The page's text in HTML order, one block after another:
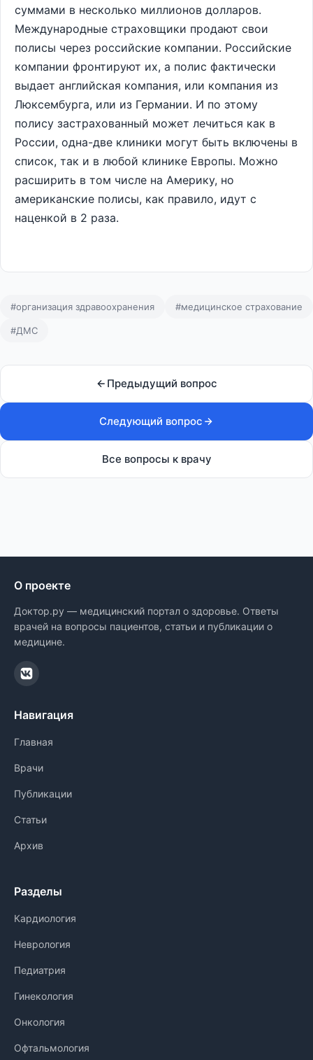
суммами в несколько миллионов долларов.
Международные страховщики продают свои
полисы через российские компании. Российские
компании фронтируют их, а полис фактически
выдает английская компания, или компания из
Люксембурга, или из Германии. И по этому
полису застрахованный может лечиться как в
России, одна-две клиники могут быть включены в
список, так и в любой клинике Европы. Можно
расширить в том числе на Америку, но
американские полисы, как правило, идут с
наценкой в 2 раза.
#организация здравоохранения #медицинское страхование
#ДМС
Предыдущий вопрос
Следующий вопрос
Все вопросы к врачу
О проекте
Доктор.ру — медицинский портал о здоровье. Ответы
врачей на вопросы пациентов, статьи и публикации о
медицине.
Навигация
Главная
Врачи
Публикации
Статьи
Архив
Разделы
Кардиология
Неврология
Педиатрия
Гинекология
Онкология
Офтальмология